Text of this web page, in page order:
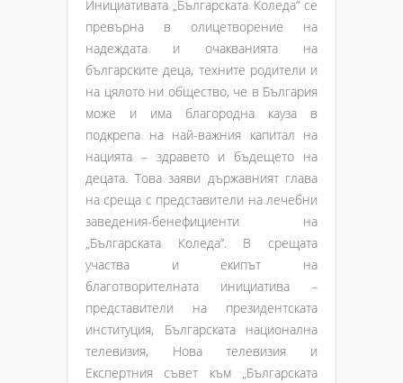
Инициативата „Българската Коледа“ се
превърна в олицетворение на
надеждата и очакванията на
българските деца, техните родители и
на цялото ни общество, че в България
може и има благородна кауза в
подкрепа на най-важния капитал на
нацията – здравето и бъдещето на
децата. Това заяви държавният глава
на среща с представители на лечебни
заведения-бенефициенти на
„Българската Коледа“. В срещата
участва и екипът на
благотворителната инициатива –
представители на президентската
институция, Българската национална
телевизия, Нова телевизия и
Експертния съвет към „Българската